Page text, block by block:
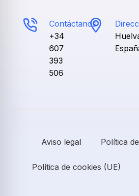
Contáctanos
+34
607
393
506
Aviso legal Política
Política de cookies (UE)